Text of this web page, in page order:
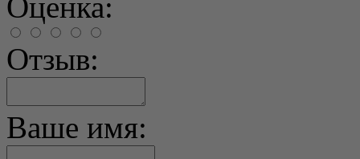
Оценка:
Отзыв:
Ваше имя: